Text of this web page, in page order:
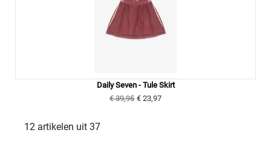
Daily Seven - Tule Skirt
€ 39,95 € 23,97
12 artikelen uit 37